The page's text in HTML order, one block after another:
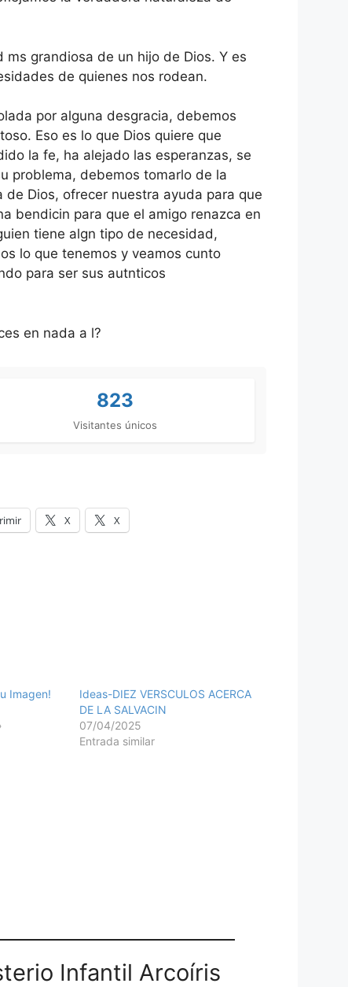
ms grandiosa de un hijo de Dios. Y es
de quienes nos rodean.
por alguna desgracia, debemos
Eso es lo que Dios quiere que
la fe, ha alejado las esperanzas, se
problema, debemos tomarlo de la
Dios, ofrecer nuestra ayuda para que
bendicin para que el amigo renazca en
tiene algn tipo de necesidad,
lo que tenemos y veamos cunto
para ser sus autnticos
en nada a l?
823
Visitantes únicos
X X
Imagen!
Ideas-DIEZ VERSCULOS ACERCA
DE LA SALVACIN
07/04/2025
Entrada similar
Infantil Arcoíris